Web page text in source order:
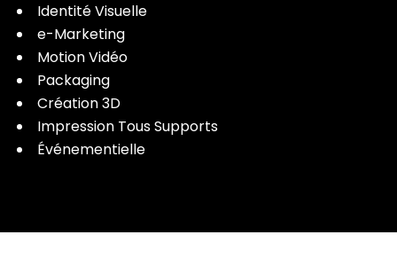
Identité Visuelle
e-Marketing
Motion Vidéo
Packaging
Création 3D
Impression Tous Supports
Événementielle